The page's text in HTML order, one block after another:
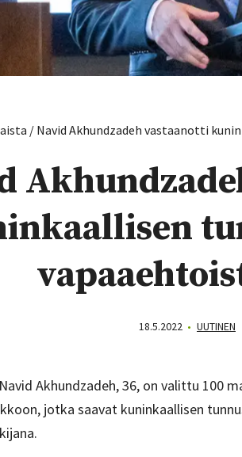
/ Navid Akhundzadeh vastaanotti
18.5.2022 • UUTINEN
Akhundzadeh, 36, on valittu 100
jotka saavat kuninkaallisen